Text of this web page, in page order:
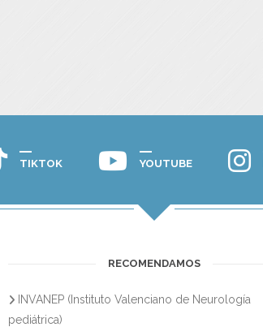
TIKTOK YOUTUBE
RECOMENDAMOS
INVANEP (Instituto Valenciano de Neurología
pediátrica)